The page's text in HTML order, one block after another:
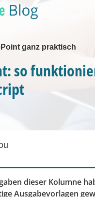
ganz praktisch
so
dieser Kolumne
Ausgabevorlagen